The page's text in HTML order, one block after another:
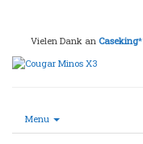
Vielen Dank an Caseking*
Menu